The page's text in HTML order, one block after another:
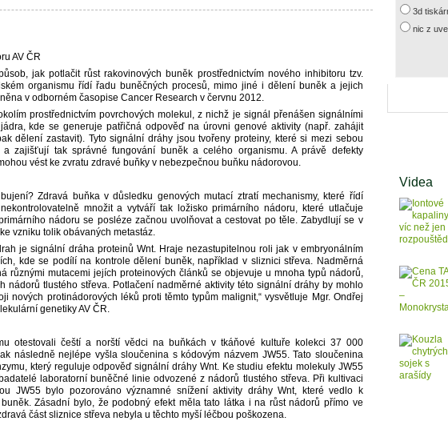
AV ČR
jak potlačit růst rakovinových buněk prostřednictvím nového inhibitoru tzv.
organismu řídí řadu buněčných procesů, mimo jiné i dělení buněk a jejich
v odborném časopise Cancer Research v červnu 2012.
prostřednictvím povrchových molekul, z nichž je signál přenášen signálními
kde se generuje patřičná odpověď na úrovni genové aktivity (např. zahájit
dělení zastavit). Tyto signální dráhy jsou tvořeny proteiny, které si mezi sebou
a zajišťují tak správné fungování buněk a celého organismu. A právě defekty
vést ke zvratu zdravé buňky v nebezpečnou buňku nádorovou.
Zdravá buňka v důsledku genových mutací ztratí mechanismy, které řídí
množit a vytváří tak ložisko primárního nádoru, které utlačuje
nádoru se posléze začnou uvolňovat a cestovat po těle. Zabydlují se v
vzniku tolik obávaných metastáz.
je signální dráha proteinů Wnt. Hraje nezastupitelnou roli jak v embryonálním
kde se podílí na kontrole dělení buněk, například v sliznici střeva. Nadměrná
různými mutacemi jejích proteinových článků se objevuje u mnoha typů nádorů,
nádorů tlustého střeva. Potlačení nadměrné aktivity této signální dráhy by mohlo
nových protinádorových léků proti těmto typům malignit,“ vysvětluje Mgr. Ondřej
genetiky AV ČR.
otestovali čeští a norští vědci na buňkách v tkáňové kultuře kolekci 37 000
následně nejlépe vyšla sloučenina s kódovým názvem JW55. Tato sloučenina
který reguluje odpověď signální dráhy Wnt. Ke studiu efektu molekuly JW55
laboratorní buněčné linie odvozené z nádorů tlustého střeva. Při kultivaci
JW55 bylo pozorováno významné snížení aktivity dráhy Wnt, které vedlo k
Zásadní bylo, že podobný efekt měla tato látka i na růst nádorů přímo ve
část sliznice střeva nebyla u těchto myší léčbou poškozena.
3d
nic z
Videa